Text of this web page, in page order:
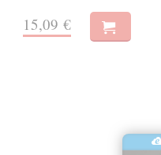
15,09 €